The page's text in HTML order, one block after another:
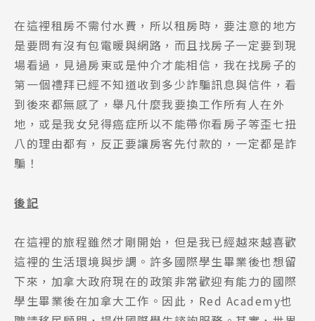
在這裡租房不需付水費，所以租房時，要注意的地方
是要問有沒有包電暖與網路，而且找房子一定要到現
場看過，見過房東或是仲介才能相信，我在找房子的
第一個禮拜已經不知道收到多少詐騙訊息與信件，看
到後來都無感了，舉凡什麼我要換工作所有人在外
地，或是我女兒得癌症所以不能帶你看房子等歪七扭
八的理由都有，反正要讓房客先付款的，一定都是詐
騙！
後記
在這裡的旅程雖然才剛開始，但是我已經越來越喜歡
這裡的生活環境與步調。許多國際學生畢業後也想留
下來，加拿大政府現在的政策非常歡迎有能力的國際
學生畢業後在加拿大工作。因此，Red Academy也